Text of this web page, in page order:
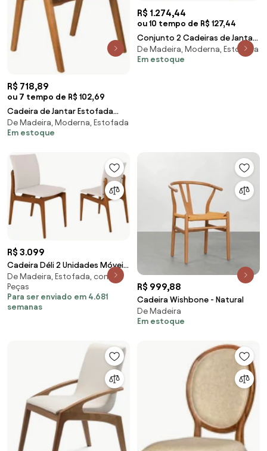
R$ 718,89
ou 7 tempo de R$ 102,69
Cadeira de Jantar Estofada
Ottawa Amêndoa Korino
Perolado
De Madeira, Moderna, Estofada
Em estoque
R$ 1.274,44
ou 10 tempo de R$ 127,44
Conjunto 2 Cadeiras de Jantar
Ottawa Cappuccino Linho Off
White
De Madeira, Moderna, Estofada
Em estoque
R$ 3.099
Cadeira Déli 2 Unidades Móveis
Rudnick -
De Madeira, Estofada, com 2
Peças
Para ser enviado em 4.681
semanas
R$ 999,88
Cadeira Wishbone - Natural
De Madeira
Em estoque